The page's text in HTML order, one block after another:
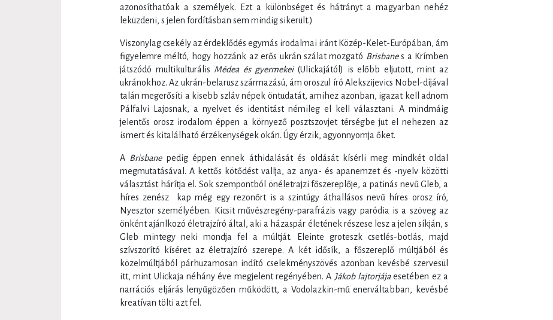
azonosíthatóak a személyek. Ezt a különbséget és hátrányt a magyarban nehéz
leküzdeni, s jelen fordításban sem mindig sikerült.)
Viszonylag csekély az érdeklődés egymás irodalmai iránt Közép-Kelet-Európában, ám
figyelemre méltó, hogy hozzánk az erős ukrán szálat mozgató Brisbanes a Krímben
játszódó multikulturális Médea és gyermekei(Ulickajától) is előbb eljutott, mint az
ukránokhoz. Az ukrán-belarusz származású, ám oroszul író Alekszijevics Nobel-díjával
talán megerősíti a kisebb szláv népek öntudatát, amihez azonban, igazat kell adnom
Pálfalvi Lajosnak, a nyelvet és identitást némileg el kell választani. A mindmáig
jelentős orosz irodalom éppen a környező posztszovjet térségbe jut el nehezen az
ismert és kitalálható érzékenységek okán. Úgy érzik, agyonnyomja őket.
A Brisbanepedig éppen ennek áthidalását és oldását kísérli meg mindkét oldal
megmutatásával. A kettős kötődést vallja, az anya- és apanemzet és -nyelv közötti
választást hárítja el. Sok szempontból önéletrajzi főszereplője, a patinás nevű Gleb, a
híres zenész kap még egy rezonőrt is a szintúgy áthallásos nevű híres orosz író,
Nyesztor személyében. Kicsit művészregény-parafrázis vagy paródia is a szöveg az
önként ajánlkozó életrajzíró által, aki a házaspár életének részese lesz a jelen síkján, s
Gleb mintegy neki mondja fel a múltját. Eleinte groteszk csetlés-botlás, majd
szívszorító kíséret az életrajzíró szerepe. A két idősík, a főszereplő múltjából és
közelmúltjából párhuzamosan indító cselekményszövés azonban kevésbé szervesül
itt, mint Ulickaja néhány éve megjelent regényében. A Jákob lajtorjájaesetében ez a
narrációs eljárás lenyűgözően működött, a Vodolazkin-mű enerváltabban, kevésbé
kreatívan tölti azt fel.